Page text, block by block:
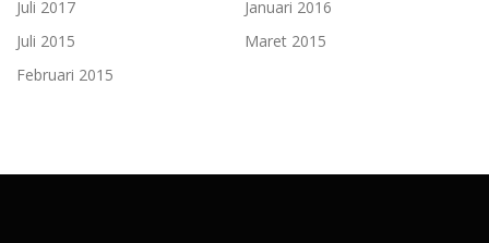
Juli 2017
Januari 2016
Juli 2015
Maret 2015
Februari 2015